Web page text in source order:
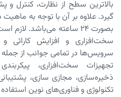
بالاترین سطح از نظارت‌، کنترل‌ و
گیرد. علاوه بر آن با توجه به
بصورت ۲۴ ساعته می‌باشد.
سخت‌افزاری و افزایش کارائی و
سرویس‌ها در تمامی جوانب از جمله
تجهیزات سخت‌افزاری،
ذخیره‌سازی، مجازی سازی،
تکنولوژی‌ و فناوری‌های نوین